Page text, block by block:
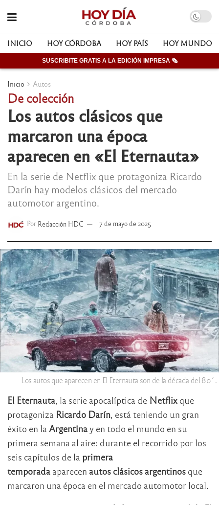
INICIO HOY CÓRDOBA HOY PAÍS HOY MUNDO
SUSCRIBITE GRATIS A LA EDICIÓN IMPRESA 🗞
Inicio Autos
De colección
Los autos clásicos que
marcaron una época
aparecen en «El Eternauta»
En la serie de Netflix que protagoniza Ricardo
Darín hay modelos clásicos del mercado
automotor argentino.
Por Redacción HDC 7 de mayo de 2025
Los autos que aparecen en El Eternauta son de la década del 80´.
El Eternauta, la serie apocalíptica de Netflix que
protagoniza Ricardo Darín, está teniendo un gran
éxito en la Argentinay en todo el mundo en su
primera semana al aire: durante el recorrido por los
seis capítulos de la primera
temporada aparecen autos clásicos argentinos que
marcaron una época en el mercado automotor local.